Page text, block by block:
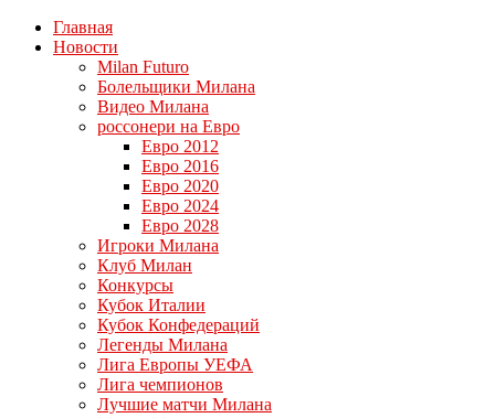
Главная
Новости
Milan Futuro
Болельщики Милана
Видео Милана
россонери на Евро
Евро 2012
Евро 2016
Евро 2020
Евро 2024
Евро 2028
Игроки Милана
Клуб Милан
Конкурсы
Кубок Италии
Кубок Конфедераций
Легенды Милана
Лига Европы УЕФА
Лига чемпионов
Лучшие матчи Милана